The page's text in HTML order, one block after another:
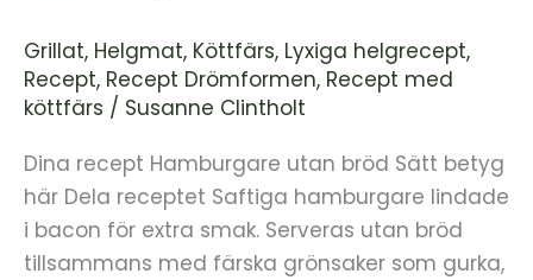
Grillat, Helgmat, Köttfärs, Lyxiga helgrecept,
Recept, Recept Drömformen, Recept med
köttfärs / Susanne Clintholt
Dina recept Hamburgare utan bröd Sätt betyg
här Dela receptet Saftiga hamburgare lindade
i bacon för extra smak. Serveras utan bröd
tillsammans med färska grönsaker som gurka,